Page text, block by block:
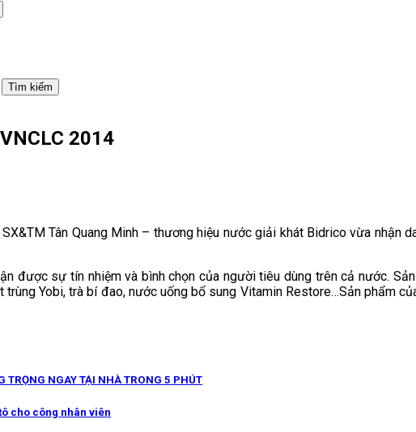
Tìm kiếm
2014
Tân Quang Minh – thương hiệu nước giải khát Bidrico vừa nhận
được sự tín nhiệm và bình chọn của người tiêu dùng trên cả nước.
Yobi, trà bí đao, nước uống bổ sung Vitamin Restore…Sản phẩm
TRỌNG NGAY TẠI NHÀ TRONG 5 PHÚT
cho công nhân viên